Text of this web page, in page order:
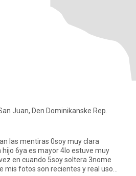
Juan, Den Dominikanske Rep.
las mentiras 0soy muy clara
6ya es mayor 4lo estuve muy
en cuando 5soy soltera 3nome
mis fotos son recientes y real uso